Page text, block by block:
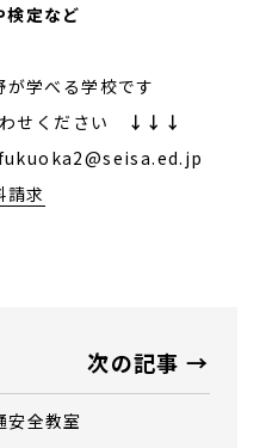
検定など
学べる学校です
せください
↓↓↓
請求
次の記事 →
安全教室